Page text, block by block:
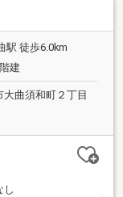
駅 徒歩6.0km
建
曲須和町２丁目
し